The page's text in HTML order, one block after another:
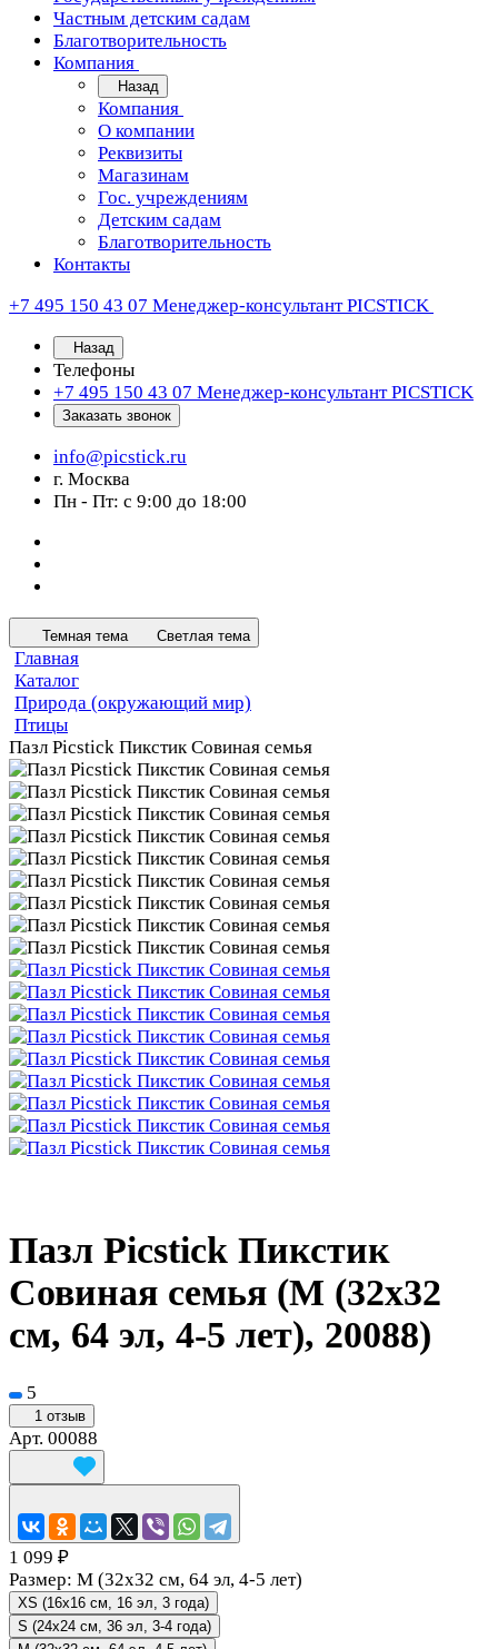
Частным детским садам
Благотворительность
Компания
Назад
Компания
О компании
Реквизиты
Магазинам
Гос. учреждениям
Детским садам
Благотворительность
Контакты
+7 495 150 43 07 Менеджер-консультант PICSTICK
Назад
Телефоны
+7 495 150 43 07 Менеджер-консультант PICSTICK
Заказать звонок
info@picstick.ru
г. Москва
Пн - Пт: с 9:00 до 18:00
Темная тема Светлая тема
Главная
Каталог
Природа (окружающий мир)
Птицы
Пазл Picstick Пикстик Совиная семья
Пазл Picstick Пикстик
Совиная семья (M (32x32
см, 64 эл, 4-5 лет), 20088)
5
1 отзыв
Арт. 00088
1 099 ₽
Размер: M (32x32 см, 64 эл, 4-5 лет)
XS (16x16 см, 16 эл, 3 года)
S (24x24 см, 36 эл, 3-4 года)